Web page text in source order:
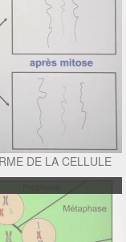
DE LA CELLULE